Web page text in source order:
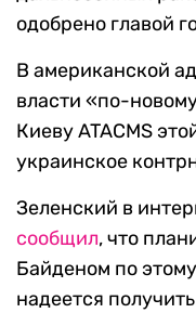
одобрено главой
В американской
власти «по-
Киеву ATACMS
украинское
Зеленский в
сообщил, что
Байденом по
надеется